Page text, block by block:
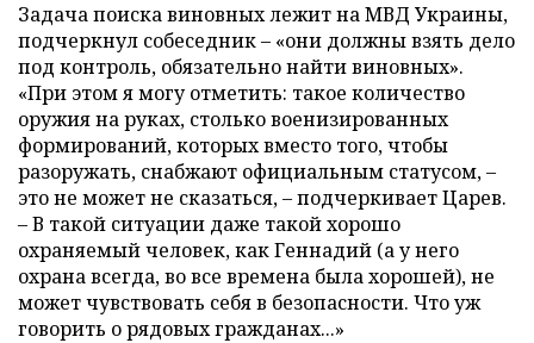
Задача поиска виновных лежит на МВД Украины,
подчеркнул собеседник – «они должны взять дело
под контроль, обязательно найти виновных».
«При этом я могу отметить: такое количество
оружия на руках, столько военизированных
формирований, которых вместо того, чтобы
разоружать, снабжают официальным статусом,–
это не может не сказаться,–подчеркивает Царев.
– В такой ситуации даже такой хорошо
охраняемый человек, как Геннадий (а у него
охрана всегда, во все времена была хорошей), не
может чувствовать себя в безопасности. Что уж
говорить о рядовых гражданах...»